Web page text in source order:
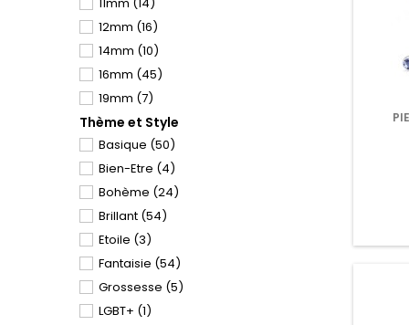
Croix (8)
Dés(2)
Etoile (14)
Fleur(41)
Logo(2)
Léopard(1)
Oiseau(1)
Opale de synthèse
Opaline (2)
Papillon(6)
Pierre de synthèse
Pierre Naturelle
Playboy(5)
Pointes(21)
12mm (16)
14mm (10)
16mm (45)
19mm (7)
22mm(1)
24mm(1)
25mm(5)
32mm(3)
35mm (7)
38mm(11)
42mm(1)
45mm(1)
48mm(1)
Thème et Style
Basique (50)
Bien-Etre (4)
Bohème (24)
Brillant (54)
Etoile (3)
Fantaisie (54)
Grossesse (5)
LGBT+ (1)